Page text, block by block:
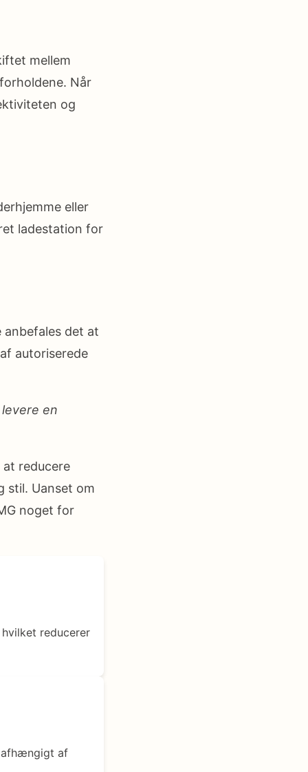
mellem
Når
og
eller
ladestation for
det at
autoriserede
en
reducere
stil. Uanset om
noget for
reducerer
afhængigt af